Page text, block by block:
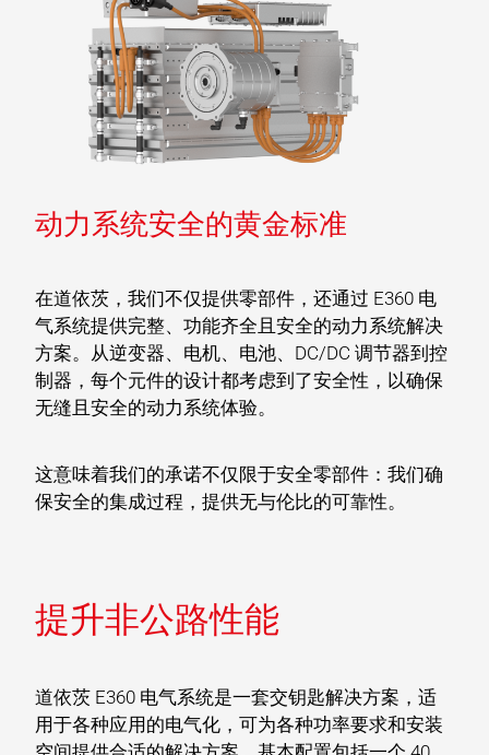
动力系统安全的黄金标准
在道依茨，我们不仅提供零部件，还通过 E360 电
气系统提供完整、功能齐全且安全的动力系统解决
方案。从逆变器、电机、电池、DC/DC 调节器到控
制器，每个元件的设计都考虑到了安全性，以确保
无缝且安全的动力系统体验。
这意味着我们的承诺不仅限于安全零部件：我们确
保安全的集成过程，提供无与伦比的可靠性。
提升非公路性能
道依茨 E360 电气系统是一套交钥匙解决方案，适
用于各种应用的电气化，可为各种功率要求和安装